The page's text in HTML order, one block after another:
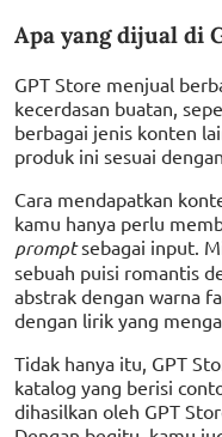
Apa yang dijual di
GPT Store menjual
kecerdasan buatan,
berbagai jenis konten
produk ini sesuai
Cara mendapatkan
kamu hanya perlu
promptsebagai input.
sebuah puisi romantis
abstrak dengan warna
dengan lirik yang
Tidak hanya itu, GPT
katalog yang berisi
dihasilkan oleh GPT